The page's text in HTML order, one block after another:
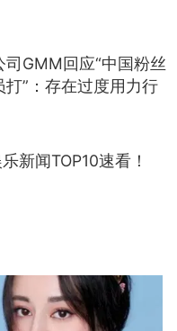
司GMM回应“中国粉丝
打”：存在过度用力行
起诉被打粉丝，种族
新闻TOP10速看！